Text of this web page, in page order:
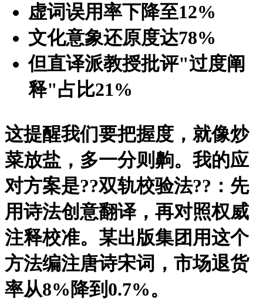
虚词误用率下降至12%
文化意象还原度达78%
但直译派教授批评"过度阐
释"占比21%
这提醒我们要把握度，就像炒
菜放盐，多一分则齁。我的应
对方案是??双轨校验法??：先
用诗法创意翻译，再对照权威
注释校准。某出版集团用这个
方法编注唐诗宋词，市场退货
率从8%降到0.7%。